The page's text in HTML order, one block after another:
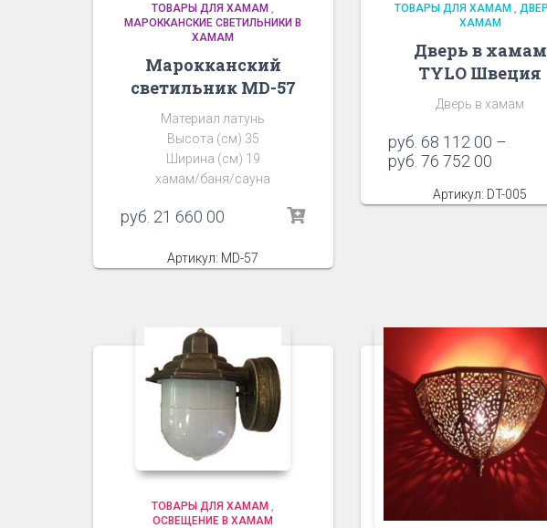
ТОВАРЫ ДЛЯ ХАМАМ
МАРОККАНСКИЕ СВЕТИЛЬНИКИ В
ХАМАМ
Марокканский
светильник MD-57
Материал латунь
Высота (см) 35
Ширина (см) 19
хамам/баня/сауна
руб. 21 660 00
Артикул: MD-57
ТОВАРЫ ДЛЯ ХАМАМ
ХАМАМ
Дверь в хамам
TYLO Швеция
Дверь в хамам
руб. 68 112 00 –
руб. 76 752 00
Артикул: DT-005
ТОВАРЫ ДЛЯ ХАМАМ
ОСВЕЩЕНИЕ В ХАМАМ